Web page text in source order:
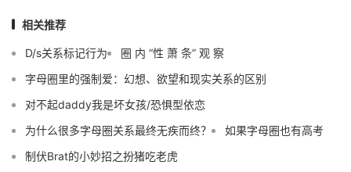
相关推荐
D/s关系标记行为
圈 内 “性 萧 条” 观 察
字母圈里的强制爱：幻想、欲望和现实关系的区别
对不起daddy我是坏女孩/恐惧型依恋
为什么很多字母圈关系最终无疾而终？
如果字母圈也有高考
制伏Brat的小妙招之扮猪吃老虎